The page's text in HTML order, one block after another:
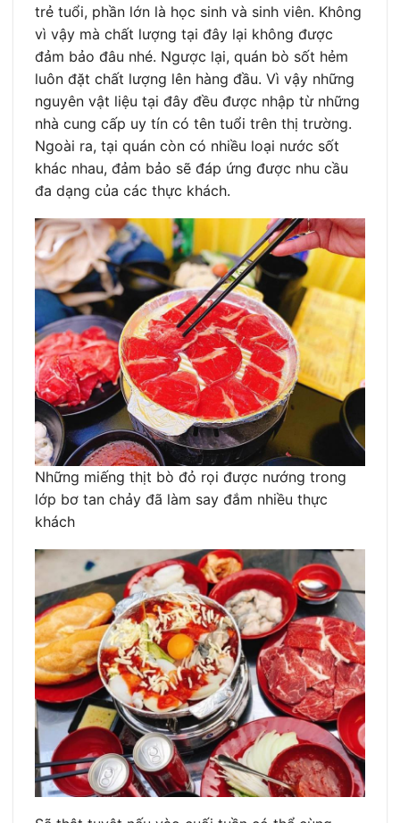
trẻ tuổi, phần lớn là học sinh và sinh viên. Không
vì vậy mà chất lượng tại đây lại không được
đảm bảo đâu nhé. Ngược lại, quán bò sốt hẻm
luôn đặt chất lượng lên hàng đầu. Vì vậy những
nguyên vật liệu tại đây đều được nhập từ những
nhà cung cấp uy tín có tên tuổi trên thị trường.
Ngoài ra, tại quán còn có nhiều loại nước sốt
khác nhau, đảm bảo sẽ đáp ứng được nhu cầu
đa dạng của các thực khách.
Những miếng thịt bò đỏ rọi được nướng trong
lớp bơ tan chảy đã làm say đắm nhiều thực
khách